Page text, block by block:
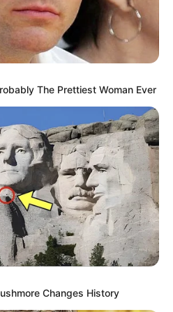
National Geographic, los 4
Colombia, un macho y tres
desde un zoológico de
de los 80.
The Prettiest Woman Ever
Changes History